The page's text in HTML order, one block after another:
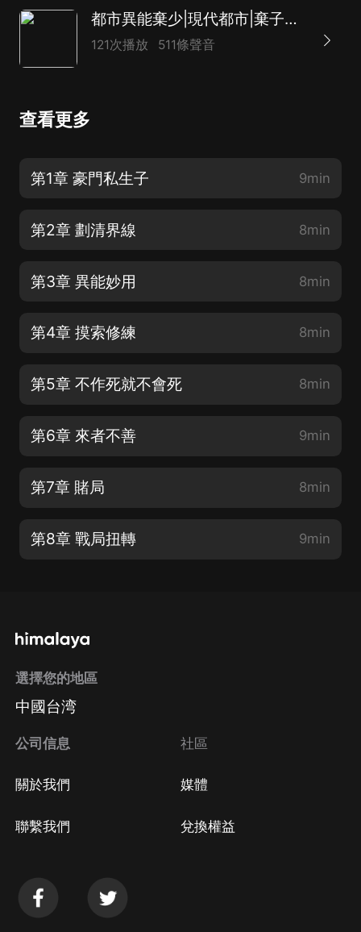
都市異能棄少|現代都市|棄子復仇|AI多播
121次播放 511條聲音
查看更多
第1章 豪門私生子 9min
第2章 劃清界線 8min
第3章 異能妙用 8min
第4章 摸索修練 8min
第5章 不作死就不會死 8min
第6章 來者不善 9min
第7章 賭局 8min
第8章 戰局扭轉 9min
選擇您的地區
中國台湾
公司信息
關於我們
聯繫我們
社區
媒體
兌換權益